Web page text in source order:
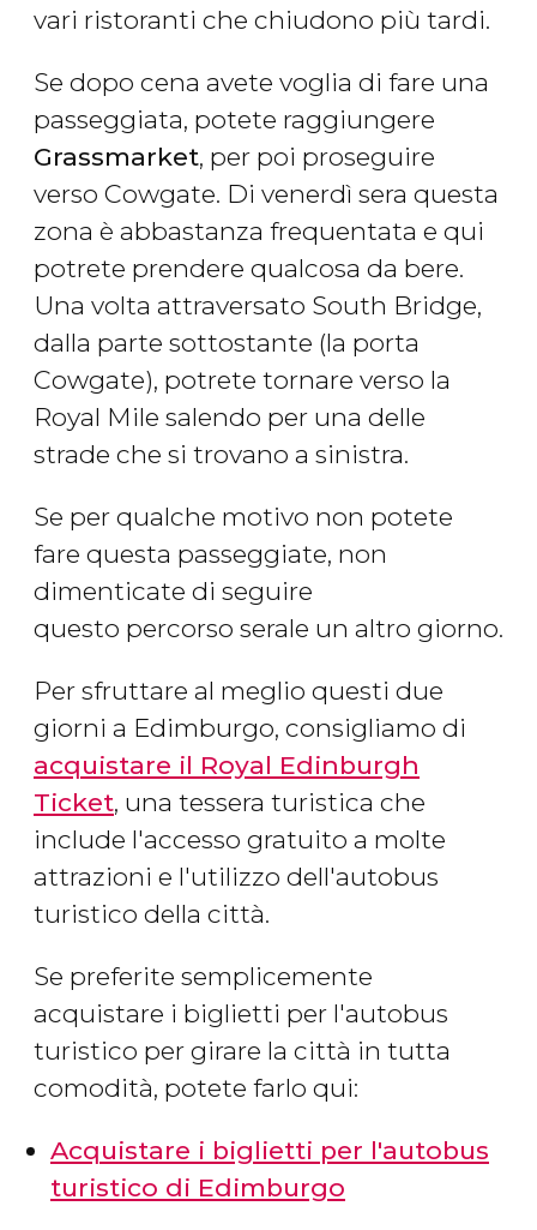
vari ristoranti che chiudono più tardi.
Se dopo cena avete voglia di fare una
passeggiata, potete raggiungere
Grassmarket, per poi proseguire
verso Cowgate. Di venerdì sera questa
zona è abbastanza frequentata e qui
potrete prendere qualcosa da bere.
Una volta attraversato South Bridge,
dalla parte sottostante (la porta
Cowgate), potrete tornare verso la
Royal Mile salendo per una delle
strade che si trovano a sinistra.
Se per qualche motivo non potete
fare questa passeggiate, non
dimenticate di seguire
questo percorso serale un altro giorno.
Per sfruttare al meglio questi due
giorni a Edimburgo, consigliamo di
acquistare il Royal Edinburgh
Ticket, una tessera turistica che
include l'accesso gratuito a molte
attrazioni e l'utilizzo dell'autobus
turistico della città.
Se preferite semplicemente
acquistare i biglietti per l'autobus
turistico per girare la città in tutta
comodità, potete farlo qui:
Acquistare i biglietti per l'autobus
turistico di Edimburgo